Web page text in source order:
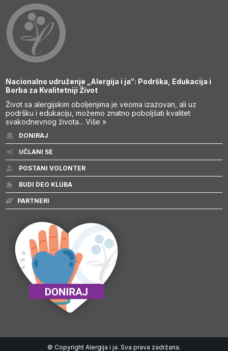
Nacionalno udruženje „Alergija i ja“: Podrška, Edukacija i
Borba za Kvalitetniji Život
Život sa alergijskim oboljenjima je veoma izazovan, ali uz
podršku i edukaciju, možemo znatno poboljšati kvalitet
svakodnevnog života...Više »
DONIRAJ
UČLANI SE
POSTANI VOLONTER
BUDI DEO KLUBA
PARTNERI
© Copyright Alergija i ja. Sva prava zadržana.